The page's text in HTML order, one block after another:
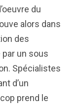
du
alors dans
des
un sous
Spécialistes
d’un
prend le